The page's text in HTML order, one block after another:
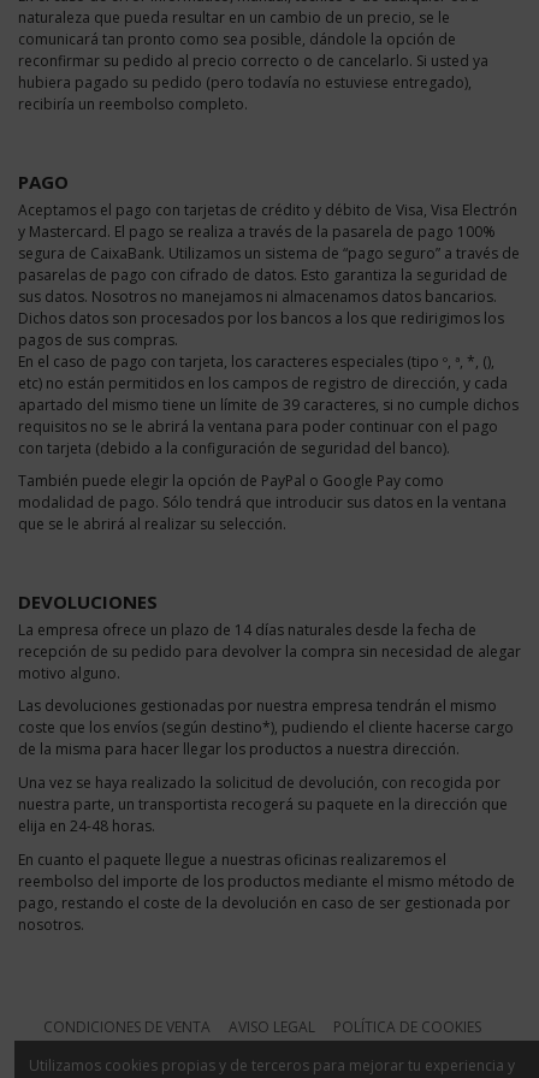
naturaleza que pueda resultar en un cambio de un precio, se le
comunicará tan pronto como sea posible, dándole la opción de
reconfirmar su pedido al precio correcto o de cancelarlo. Si usted ya
hubiera pagado su pedido (pero todavía no estuviese entregado),
recibiría un reembolso completo.
PAGO
Aceptamos el pago con tarjetas de crédito y débito de Visa, Visa Electrón
y Mastercard. El pago se realiza a través de la pasarela de pago 100%
segura de CaixaBank. Utilizamos un sistema de “pago seguro” a través de
pasarelas de pago con cifrado de datos. Esto garantiza la seguridad de
sus datos. Nosotros no manejamos ni almacenamos datos bancarios.
Dichos datos son procesados por los bancos a los que redirigimos los
pagos de sus compras.
En el caso de pago con tarjeta, los caracteres especiales (tipo º, ª, *, (),
etc) no están permitidos en los campos de registro de dirección, y cada
apartado del mismo tiene un límite de 39 caracteres, si no cumple dichos
requisitos no se le abrirá la ventana para poder continuar con el pago
con tarjeta (debido a la configuración de seguridad del banco).
También puede elegir la opción de PayPal o Google Pay como
modalidad de pago. Sólo tendrá que introducir sus datos en la ventana
que se le abrirá al realizar su selección.
DEVOLUCIONES
La empresa ofrece un plazo de 14 días naturales desde la fecha de
recepción de su pedido para devolver la compra sin necesidad de alegar
motivo alguno.
Las devoluciones gestionadas por nuestra empresa tendrán el mismo
coste que los envíos (según destino*), pudiendo el cliente hacerse cargo
de la misma para hacer llegar los productos a nuestra dirección.
Una vez se haya realizado la solicitud de devolución, con recogida por
nuestra parte, un transportista recogerá su paquete en la dirección que
elija en 24-48 horas.
En cuanto el paquete llegue a nuestras oficinas realizaremos el
reembolso del importe de los productos mediante el mismo método de
pago, restando el coste de la devolución en caso de ser gestionada por
nosotros.
CONDICIONES DE VENTA AVISO LEGAL POLÍTICA DE COOKIES
Utilizamos cookies propias y de terceros para mejorar tu experiencia y